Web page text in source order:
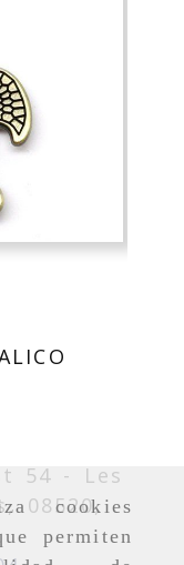
cookies
permiten
54 -
Les
08520,